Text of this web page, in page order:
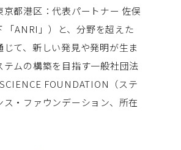
京都港区：代表パートナー 佐俣
「ANRI」）と、分野を超えた
て、新しい発見や発明が生ま
テムの構築を目指す一般社団法
FOUNDATION（ステ
ス・ファウンデーション、所在